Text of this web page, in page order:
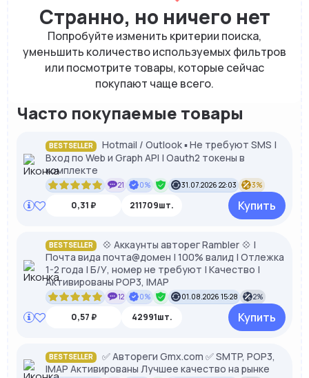
Странно, но ничего нет
Попробуйте изменить критерии поиска,
уменьшить количество используемых фильтров
или посмотрите товары, которые сейчас
покупают чаще всего.
Часто покупаемые товары
BESTSELLER
Hotmail / Outlook ▪︎ Не требуют SMS |
Вход по Web и Graph API | Oauth2 токены в
комплекте
21 0% 31.07.2026 22:03 3%
0,31 ₽ 211709шт. Купить
BESTSELLER
💠 Аккаунты авторег Rambler 💠 |
Почта вида почта@домен | 100% валид | Отлежка
1-2 года | Б/У, номер не требуют | Качество |
Активированы POP3, IMAP
12 0% 01.08.2026 15:28 2%
0,57 ₽ 42991шт. Купить
BESTSELLER
✅ Автореги Gmx.com ✅ SMTP, POP3,
IMAP Активированы Лучшее качество на рынке